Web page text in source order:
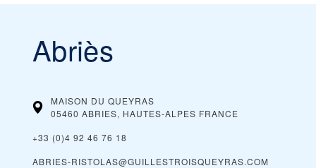
Abriès
MAISON DU QUEYRAS
05460 ABRIES, HAUTES-ALPES FRANCE
+33 (0)4 92 46 76 18
ABRIES-RISTOLAS@GUILLESTROISQUEYRAS.COM